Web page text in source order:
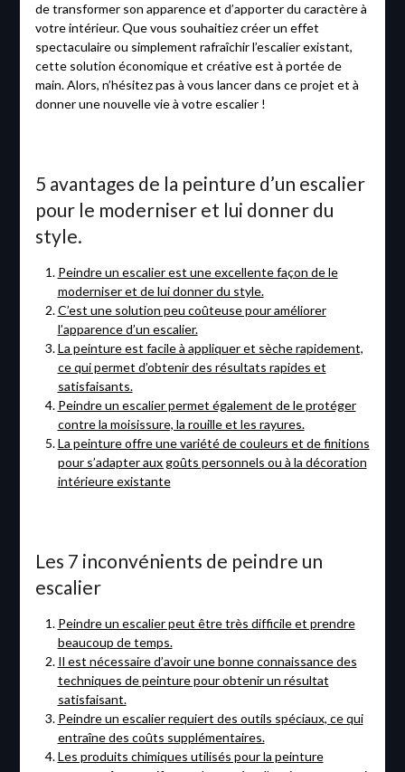
de transformer son apparence et d’apporter du caractère à
votre intérieur. Que vous souhaitiez créer un effet
spectaculaire ou simplement rafraîchir l’escalier existant,
cette solution économique et créative est à portée de
main. Alors, n’hésitez pas à vous lancer dans ce projet et à
donner une nouvelle vie à votre escalier !
5 avantages de la peinture d’un escalier
pour le moderniser et lui donner du
style.
Peindre un escalier est une excellente façon de le
moderniser et de lui donner du style.
C’est une solution peu coûteuse pour améliorer
l’apparence d’un escalier.
La peinture est facile à appliquer et sèche rapidement,
ce qui permet d’obtenir des résultats rapides et
satisfaisants.
Peindre un escalier permet également de le protéger
contre la moisissure, la rouille et les rayures.
La peinture offre une variété de couleurs et de finitions
pour s’adapter aux goûts personnels ou à la décoration
intérieure existante
Les 7 inconvénients de peindre un
escalier
Peindre un escalier peut être très difficile et prendre
beaucoup de temps.
Il est nécessaire d’avoir une bonne connaissance des
techniques de peinture pour obtenir un résultat
satisfaisant.
Peindre un escalier requiert des outils spéciaux, ce qui
entraîne des coûts supplémentaires.
Les produits chimiques utilisés pour la peinture